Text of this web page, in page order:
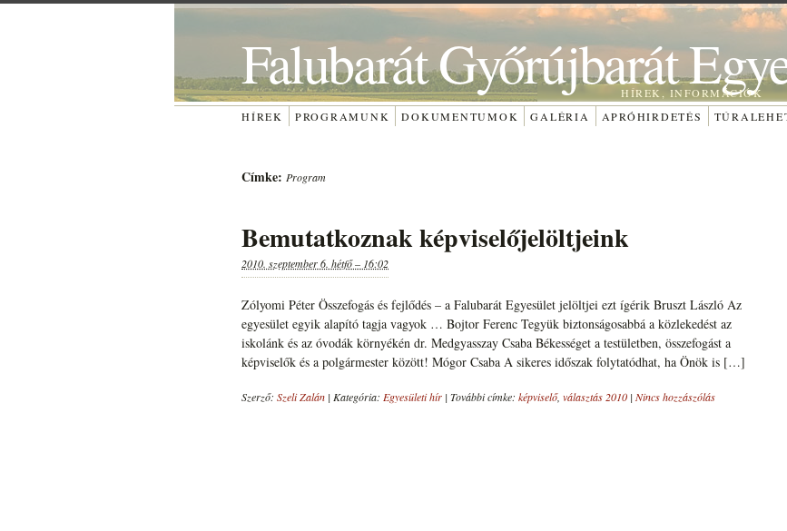
Falubarát GyőrújbarátHÍREK, INFORMÁCIÓK
HÍREK
PROGRAMUNK DOKUMENTUMOK GALÉRIA APRÓHIRDETÉS
Címke: Program
Bemutatkoznak képviselőjelöltjeink
2010. szeptember 6. hétfő – 16:02
Zólyomi Péter Összefogás és fejlődés – a Falubarát Egyesület jelöltjei ezt ígérik Bruszt László Az
egyesület egyik alapító tagja vagyok … Bojtor Ferenc Tegyük biztonságosabbá a közlekedést az
iskolánk és az óvodák környékén dr. Medgyasszay Csaba Békességet a testületben, összefogást a
képviselők és a polgármester között! Mógor Csaba A sikeres időszak folytatódhat, ha Önök is […]
Szerző: Szeli Zalán | Kategória: Egyesületi hír | További címke: képviselő, választás 2010 | Nincs hozzászólás